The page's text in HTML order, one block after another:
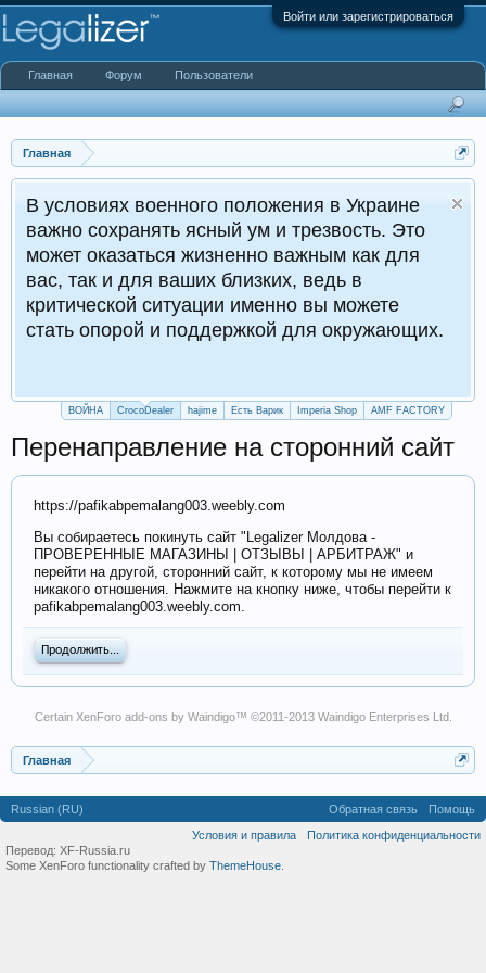
Войти или зарегистрироваться
Главная
положения в Украине
ясный ум и трезвость. Это
жизненно важным как для
близких, ведь в
именно вы можете
поддержкой для окружающих.
ВОЙНА CrocoDealer hajime Есть Варик Imperia Shop AMF FACTORY
Перенаправление на сторонний сайт
https://pafikabpemalang003.weebly.com
Вы собираетесь покинуть сайт "Legalizer Молдова -
ПРОВЕРЕННЫЕ МАГАЗИНЫ | ОТЗЫВЫ | АРБИТРАЖ" и
перейти на другой, сторонний сайт, к которому мы не имеем
никакого отношения. Нажмите на кнопку ниже, чтобы перейти к
pafikabpemalang003.weebly.com.
Продолжить...
Certain XenForo add-ons by Waindigo™ ©2011-2013 Waindigo Enterprises Ltd.
Главная
Главная Форум Пользователи
Russian (RU) Обратная связь
Помощь
Условия и правила
Политика конфиденциальности
Перевод: XF-Russia.ru
Some XenForo functionality crafted by ThemeHouse